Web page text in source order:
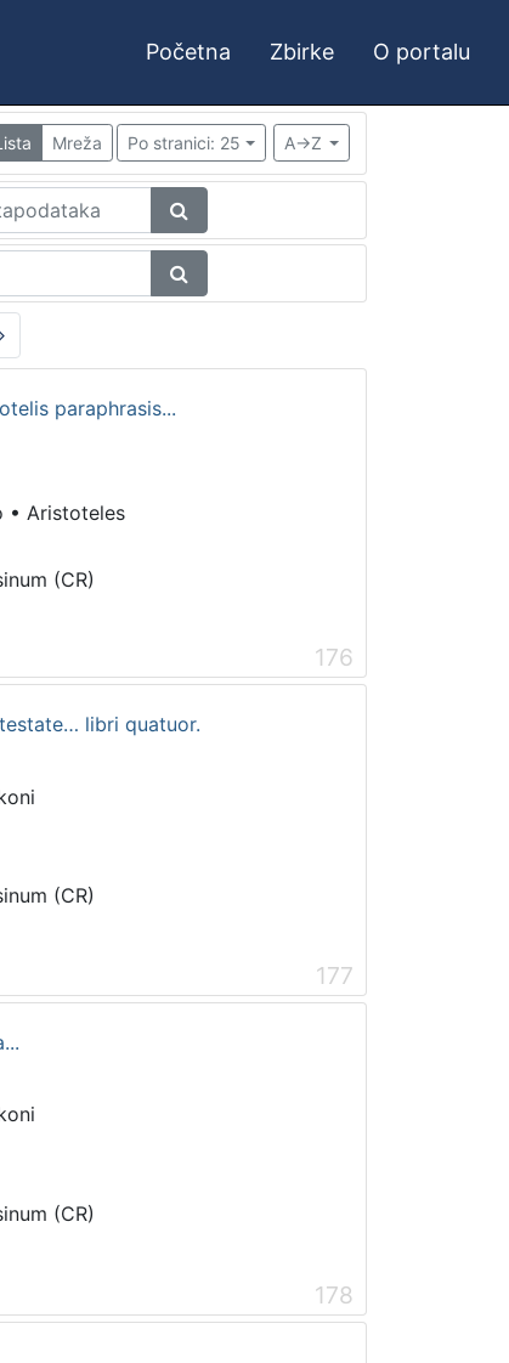
Početna Zbirke O portalu
Mreža Po stranici: 25 A->Z
paraphrasis...
• Aristoteles
(CR)
176
libri quatuor.
(CR)
177
(CR)
178